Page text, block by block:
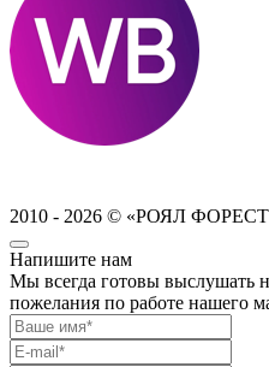
2010 - 2026 © «РОЯЛ
Напишите нам
Мы всегда готовы выслушать
пожелания по работе нашего